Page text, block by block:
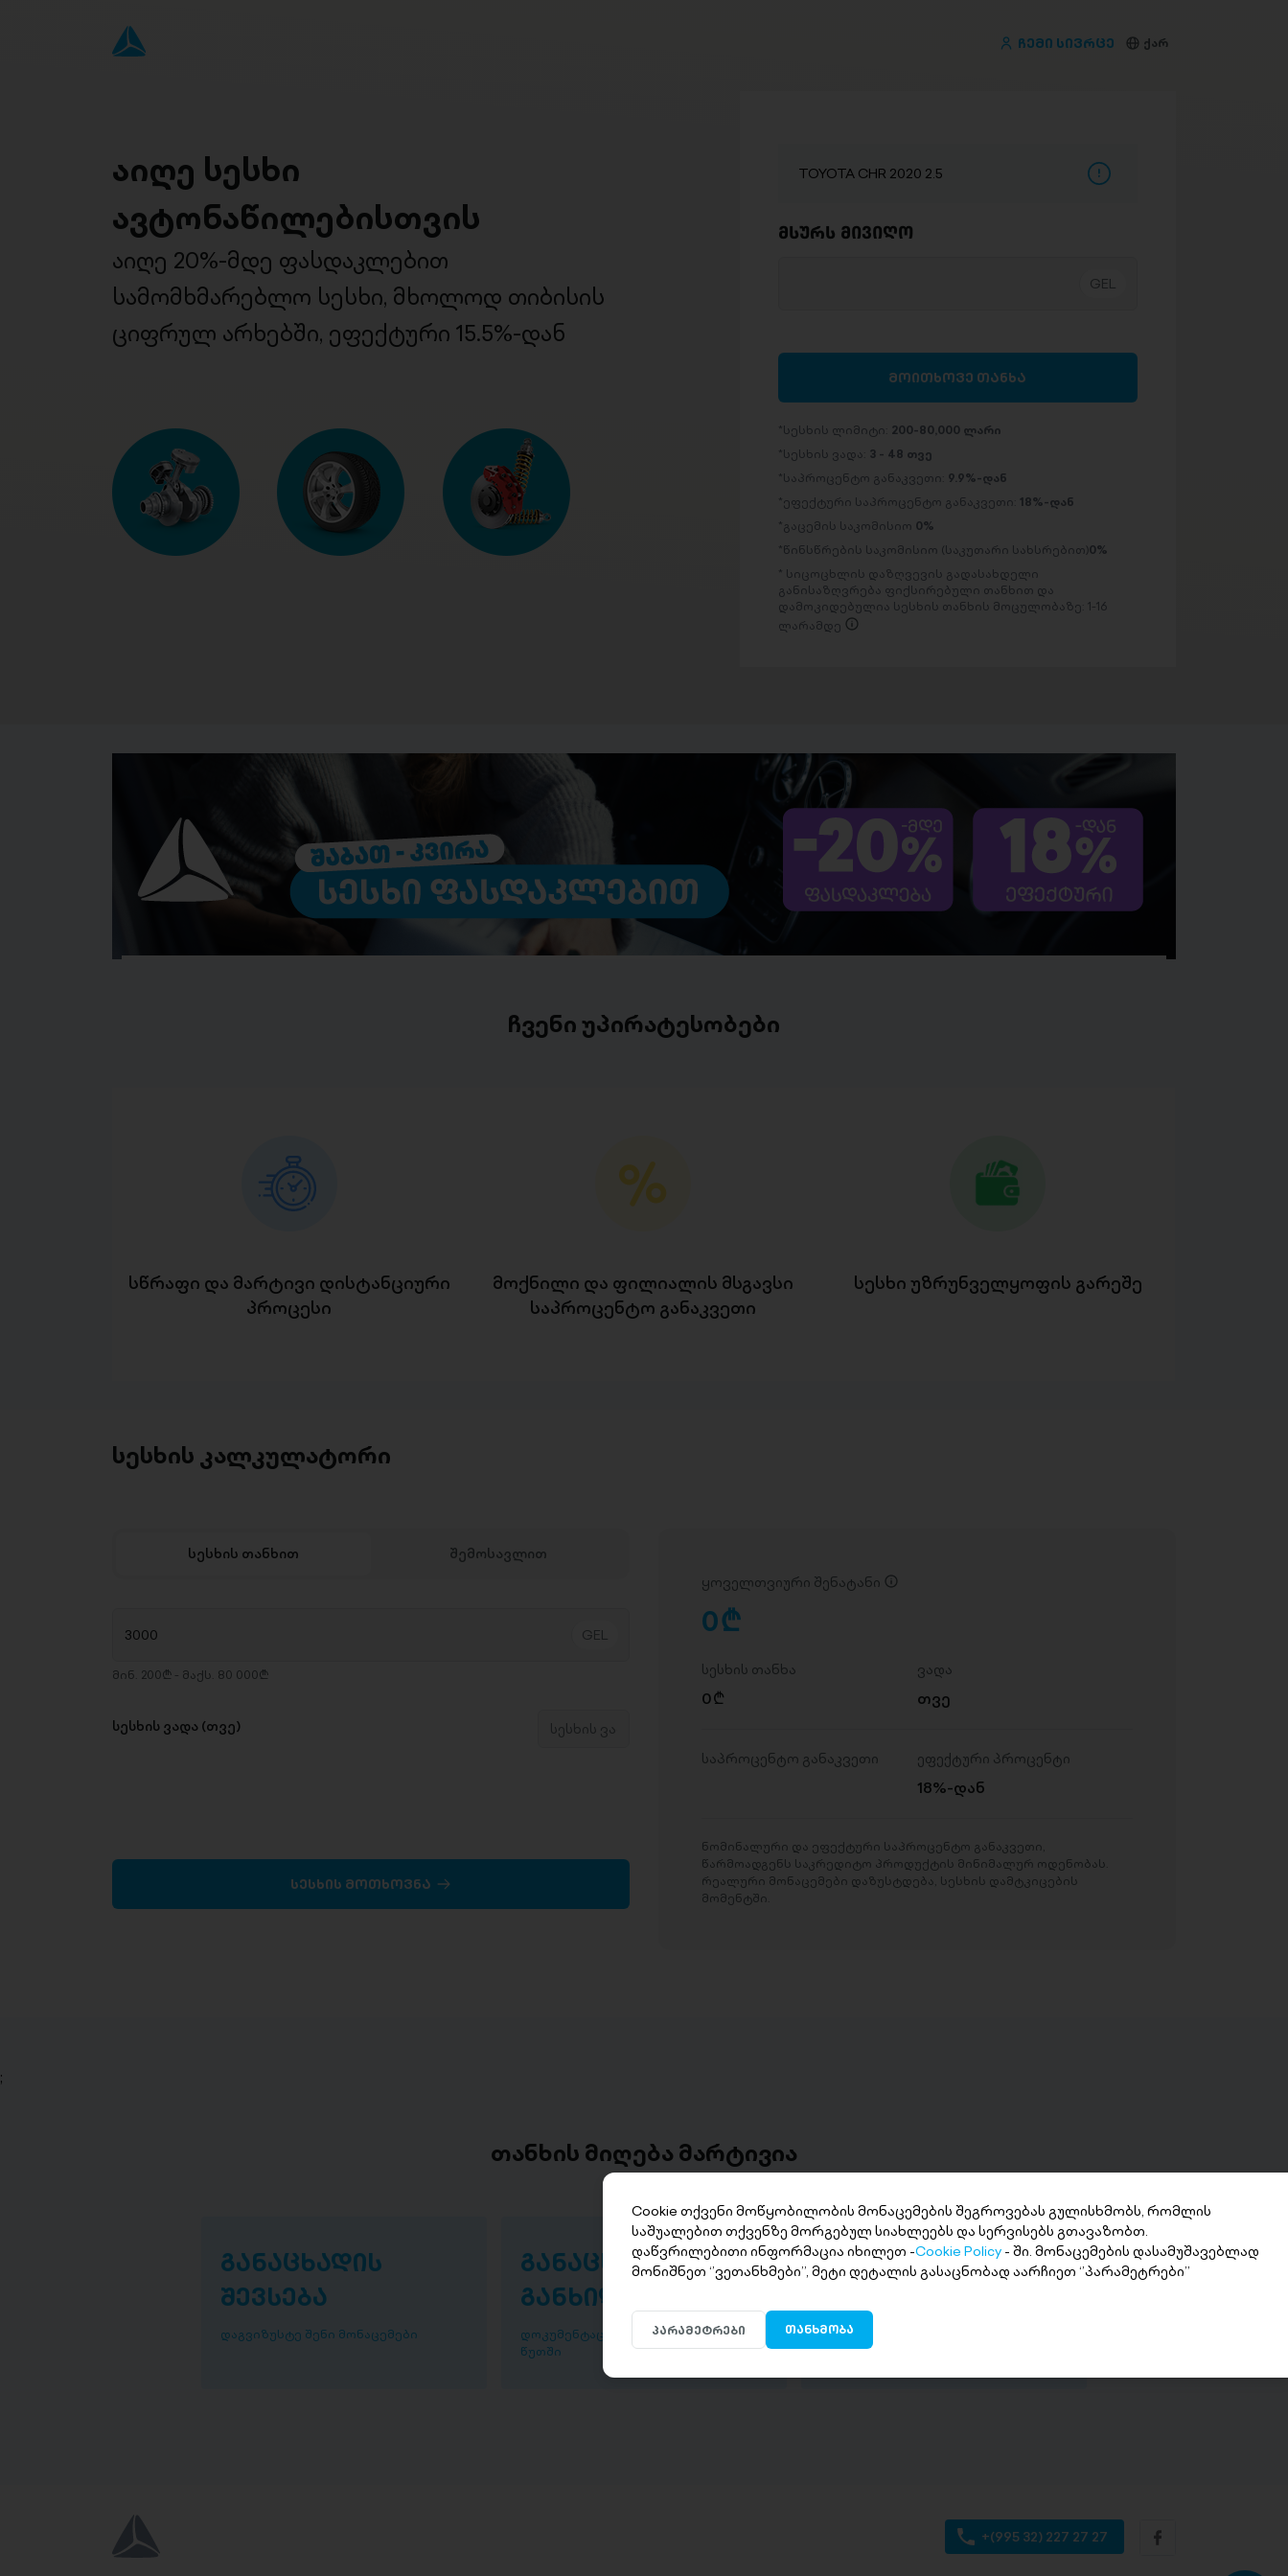
ჩემი სივრცე ქარ
აიღე სესხი
ავტონაწილებისთვის
აიღე 20%-მდე ფასდაკლებით
სამომხმარებლო სესხი, მხოლოდ თიბისის
ციფრულ არხებში, ეფექტური 15.5%-დან
TOYOTA CHR 2020 2.5
მსურს მივიღო
მოითხოვე თანხა
სესხის ლიმიტი: 200-80,000 ლარი
სესხის ვადა: 3 - 48 თვე
საპროცენტო განაკვეთი: 9.9%-დან
ეფექტური საპროცენტო განაკვეთი: 18%-დან
გაცემის საკომისიო 0%
წინსწრების საკომისიო (საკუთარი სახსრებით)0%
სიცოცხლის დაზღვევის გადასახდელი
განისაზღვრება ფიქსირებული თანხით და
დამოკიდებულია სესხის თანხის მოცულობაზე: 1-16
ლარამდე
ჩვენი უპირატესობები
სწრაფი და მარტივი დისტანციური
პროცესი
მოქნილი და ფილიალის მსგავსი
საპროცენტო განაკვეთი
სესხი უზრუნველყოფის გარეშე
სესხის კალკულატორი
სესხის თანხით შემოსავლით
მინ. 200₾ - მაქს. 80 000₾
სესხის ვადა (თვე)
ყოველთვიური შენატანი
0D
სესხის თანხა
0D
ვადა
თვე
საპროცენტო განაკვეთი ეფექტური პროცენტი
18%-დან
ნომინალური და ეფექტური საპროცენტო განაკვეთი,
წარმოადგენს საკრედიტო პროდუქტის მინიმალურ ოდენობას.
რეალური მონაცემები დაზუსტდება, სესხის დამტკიცების
მომენტში.
სესხის მოთხოვნა
;
თანხის მიღება მარტივია
განაცხადის
შევსება
დაგვიზუსტე შენი მონაცემები
განაცხადის
განხილვა
დოკუმენტაციის განხილვა ხდება 30
წუთში
თანხის მიღება 2
დაისვი თანხა სასურველ ანგარიშზე
+(995 32) 227 27 27
Cookie თქვენი მოწყობილობის მონაცემების შეგროვებას გულისხმობს, რომლის
საშუალებით თქვენზე მორგებულ სიახლეებს და სერვისებს გთავაზობთ.
დაწვრილებითი ინფორმაცია იხილეთ -Cookie Policy - ში. მონაცემების დასამუშავებლად
მონიშნეთ ‘’ვეთანხმები’’, მეტი დეტალის გასაცნობად აარჩიეთ ‘’პარამეტრები’’
პარამეტრები თანხმობა